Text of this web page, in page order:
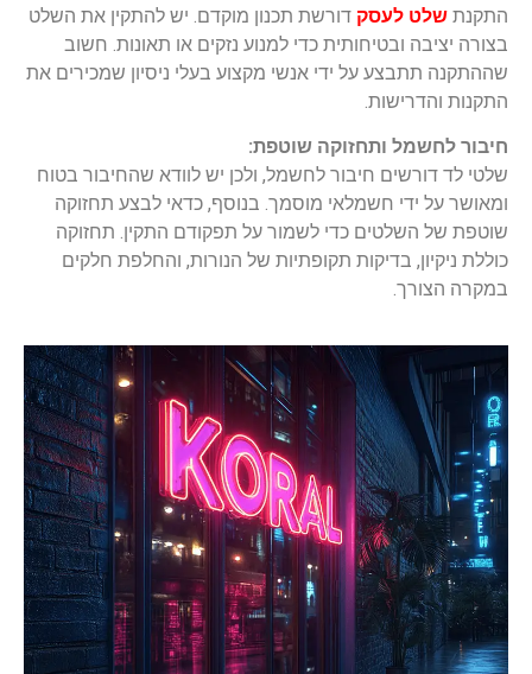
התקנת שלט לעסק דורשת תכנון מוקדם. יש להתקין את השלט
בצורה יציבה ובטיחותית כדי למנוע נזקים או תאונות. חשוב
שההתקנה תתבצע על ידי אנשי מקצוע בעלי ניסיון שמכירים את
התקנות והדרישות.
חיבור לחשמל ותחזוקה שוטפת:
שלטי לד דורשים חיבור לחשמל, ולכן יש לוודא שהחיבור בטוח
ומאושר על ידי חשמלאי מוסמך. בנוסף, כדאי לבצע תחזוקה
שוטפת של השלטים כדי לשמור על תפקודם התקין. תחזוקה
כוללת ניקיון, בדיקות תקופתיות של הנורות, והחלפת חלקים
במקרה הצורך.